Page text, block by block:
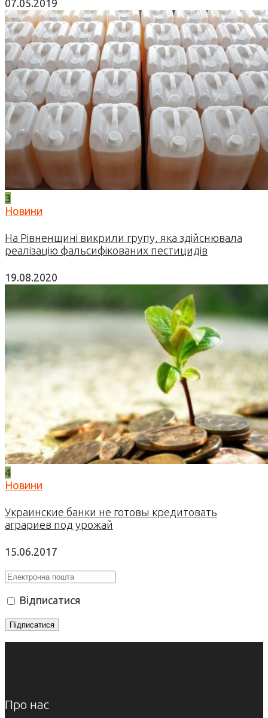
07.05.2019
3
Новини
На Рівненщині викрили групу, яка здійснювала
реалізацію фальсифікованих пестицидів
19.08.2020
4
Новини
Украинские банки не готовы кредитовать
аграриев под урожай
15.06.2017
Відписатися
Про нас